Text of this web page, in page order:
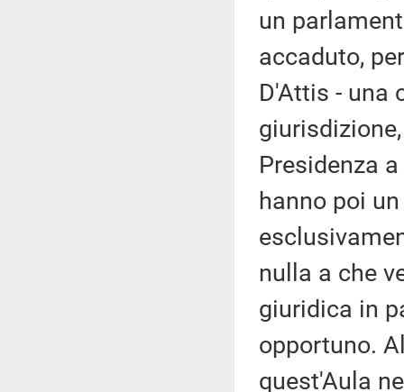
un
accaduto,
D'Attis - una
Presidenza
hanno poi
nulla a che
giuridica in
opportuno.
quest'Aula